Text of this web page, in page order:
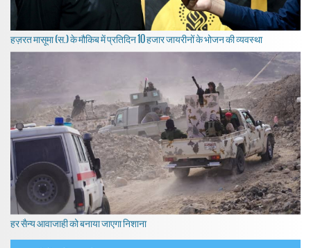
हज़रत मासूमा (स.) के मौकिब में प्रतिदिन 10 हजार जायरीनों के भोजन की व्यवस्था
हर सैन्य आवाजाही को बनाया जाएगा निशाना